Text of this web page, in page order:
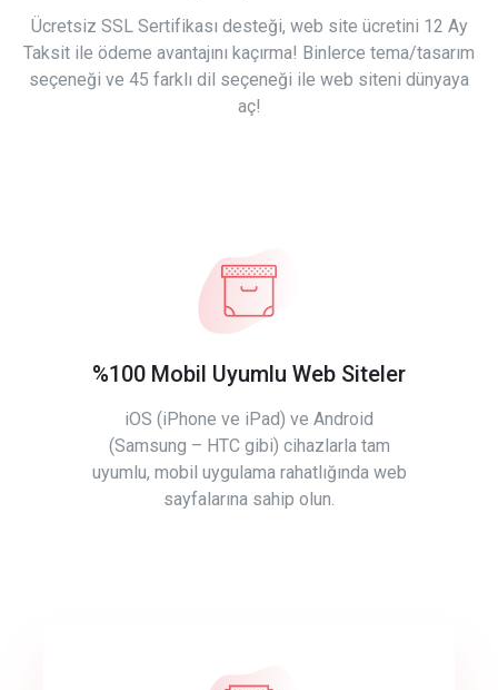
Ücretsiz SSL Sertifikası desteği, web site ücretini 12 Ay
Taksit ile ödeme avantajını kaçırma! Binlerce tema/tasarım
seçeneği ve 45 farklı dil seçeneği ile web siteni dünyaya
aç!
%100 Mobil Uyumlu Web Siteler
iOS (iPhone ve iPad) ve Android
(Samsung – HTC gibi) cihazlarla tam
uyumlu, mobil uygulama rahatlığında web
sayfalarına sahip olun.